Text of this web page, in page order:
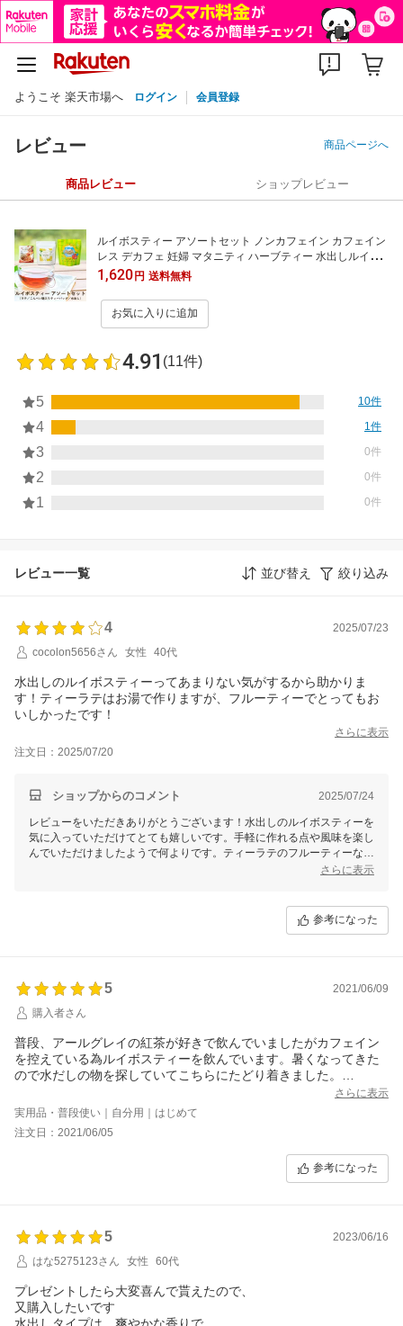
ようこそ 楽天市場へ ログイン 会員登録
レビュー 商品ページへ
商品レビュー ショップレビュー
ルイボスティー アソートセット ノンカフェイン カフェイン
レス デカフェ 妊婦 マタニティ ハーブティー 水出しルイボ
スティー ルイボスアールグレイ ルイボスラテ 飲み比べ アソ
ート 送料無料 メール便 水出し ルイボス お茶 ティーバッグ
ティーパック forivora フォリボラ
1,620円 送料無料
お気に入りに追加
4.91 (11件)
5 10件
4 1件
3 0件
2 0件
1 0件
レビュー一覧 並び替え 絞り込み
4
2025/07/23
cocolon5656さん
女性 40代
水出しのルイボスティーってあまりない気がするから助かりま
す！ティーラテはお湯で作りますが、フルーティーでとってもお
いしかったです！
さらに表示
注文日：2025/07/20
ショップからのコメント 2025/07/24
レビューをいただきありがとうございます！水出しのルイボスティーを
気に入っていただけてとても嬉しいです。手軽に作れる点や風味を楽し
んでいただけましたようで何よりです。ティーラテのフルーティーな味
わいもご満足いただけたようで、こちらも大変励みになります。これか
さらに表示
参考になった
5
2021/06/09
購入者さん
普段、アールグレイの紅茶が好きで飲んでいましたがカフェイン
を控えている為ルイボスティーを飲んでいます。暑くなってきた
ので水だしの物を探していてこちらにたどり着きました。
早速飲んでみたところ、アールグレイの香りがしっかりしていて
まるでアールグレイのアイスティーを飲んでいるようでした！ル
イボスティー感はあまり感じません。個人的には大満足です☆金
平糖いりのルイボスティーとラテも飲むのが楽しみです。
さらに表示
実用品・普段使い｜自分用｜はじめて
注文日：2021/06/05
参考になった
5
2023/06/16
はな5275123さん
女性 60代
プレゼントしたら大変喜んで貰えたので、
又購入したいです
水出しタイプは、爽やかな香りで